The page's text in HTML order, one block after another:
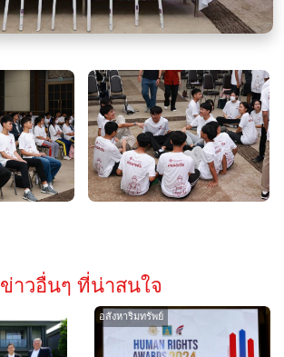
ข่าวอื่นๆ ที่น่าสนใจ
อสังหาริมทรัพย์